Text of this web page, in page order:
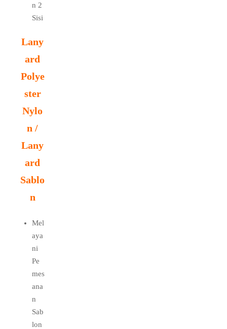
n 2
Sisi
Lany
ard
Polye
ster
Nylo
n /
Lany
ard
Sablo
n
Mel
aya
ni
Pe
mes
ana
n
Sab
lon